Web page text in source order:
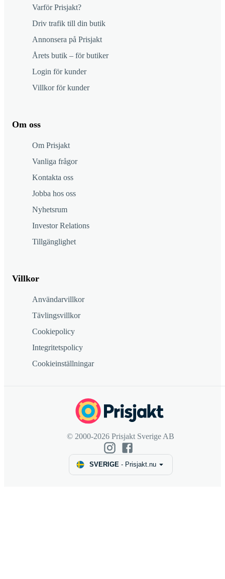
Varför Prisjakt?
Driv trafik till din butik
Annonsera på Prisjakt
Årets butik – för butiker
Login för kunder
Villkor för kunder
Om oss
Om Prisjakt
Vanliga frågor
Kontakta oss
Jobba hos oss
Nyhetsrum
Investor Relations
Tillgänglighet
Villkor
Användarvillkor
Tävlingsvillkor
Cookiepolicy
Integritetspolicy
Cookieinställningar
© 2000-2026 Prisjakt Sverige AB
SVERIGE- Prisjakt.nu